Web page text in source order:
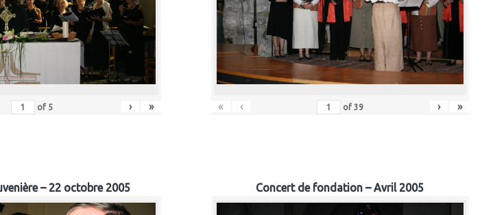
of 5 › » « ‹ of 39 › »
– 22 octobre 2005 Concert de fondation – Avril 2005